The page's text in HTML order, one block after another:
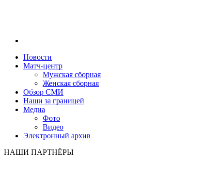
Новости
Матч-центр
Мужская сборная
Женская сборная
Обзор СМИ
Наши за границей
Медиа
Фото
Видео
Электронный архив
НАШИ ПАРТНЁРЫ